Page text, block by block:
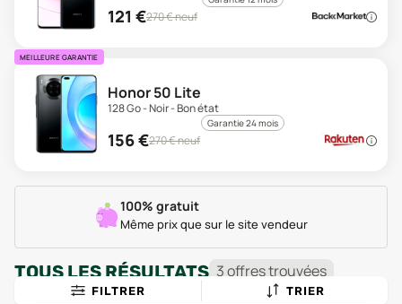
121 €270€ neuf
MEILLEURE GARANTIE
Honor 50 Lite
128 Go - Noir - Bon état
Garantie 24 mois
156€270€ neuf
100% gratuit
Même prix que sur le site vendeur
TOUS LES RÉSULTATS 3offrestrouvées
FILTRER TRIER